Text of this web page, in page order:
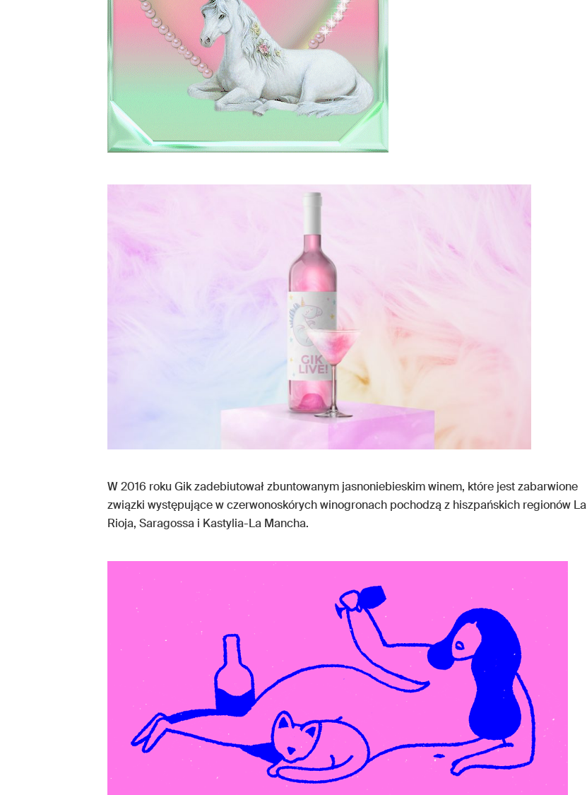
W 2016 roku Gik zadebiutował zbuntowanym jasnoniebieskim winem, które jest zabarwione
związki występujące w czerwonoskórych winogronach pochodzą z hiszpańskich regionów La
Rioja, Saragossa i Kastylia-La Mancha.